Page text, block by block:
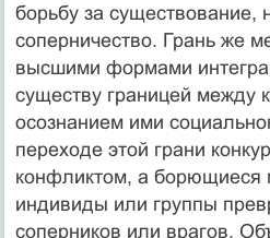
борьбу за существование,
соперничество. Грань же
высшими формами
существу границей между
осознанием ими
переходе этой грани
конфликтом, а борющиеся
индивиды или группы
соперников или врагов.